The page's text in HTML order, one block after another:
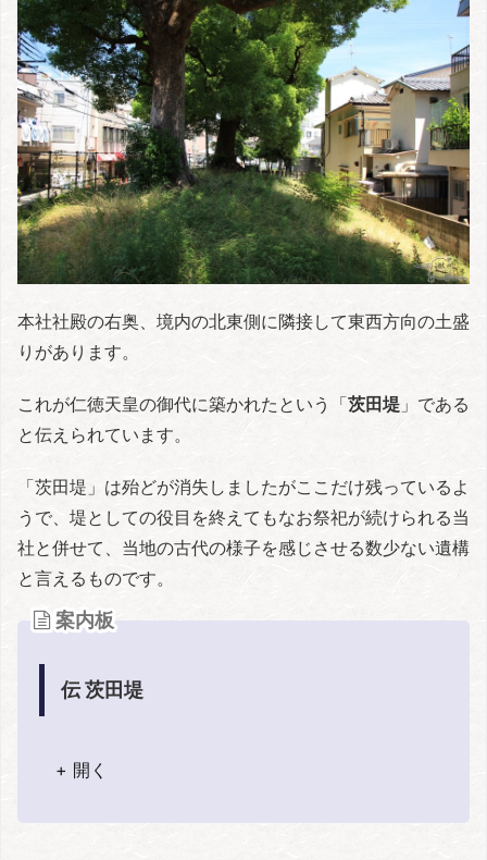
本社社殿の右奥、境内の北東側に隣接して東西方向の土盛
りがあります。
これが仁徳天皇の御代に築かれたという「茨田堤 」である
と伝えられています。
「茨田堤」は殆どが消失しましたがここだけ残っているよ
うで、堤としての役目を終えてもなお祭祀が続けられる当
社と併せて、当地の古代の様子を感じさせる数少ない遺構
と言えるものです。
案内板
伝 茨田堤
+ 開く